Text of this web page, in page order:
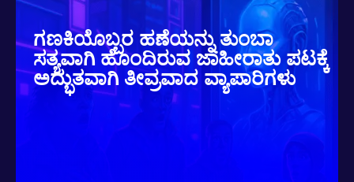
ಗಣಕಿಯೊಬ್ಬರ ಹಣೆಯನ್ನು ತುಂಬಾ
ಸತ್ಯವಾಗಿ ಹೊಂದಿರುವ ಜಾಹೀರಾತು ಪಟಕ್ಕೆ
ಅದ್ಭುತವಾಗಿ ತೀವ್ರವಾದ ವ್ಯಾಪಾರಿಗಳು